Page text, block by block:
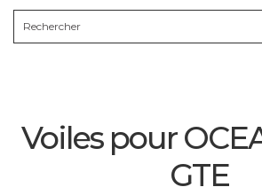
Voiles pour
GTE